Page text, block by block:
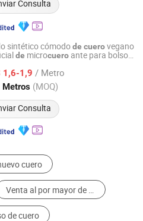
Consulta
sintético cómodode cuerovegano
de microcuero ante para bolso
1,6-1,9 / Metro
(MOQ)
Consulta
2026
Guantes de Trabajo